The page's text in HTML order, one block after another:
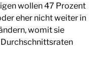
wollen 47 Prozent
eher nicht weiter in
womit sie